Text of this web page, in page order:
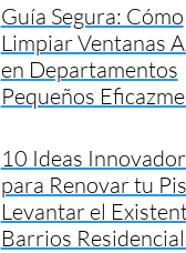
Guía Segura: Cómo
Limpiar Ventanas
en Departamentos
Pequeños
10 Ideas
para Renovar tu
Levantar el
Barrios